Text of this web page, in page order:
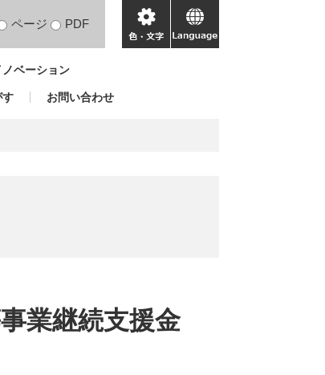
ページ PDF
色・
文
language
ベーション
す お問い合わせ
業継続支援金